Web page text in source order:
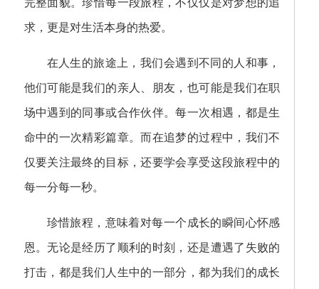
完整面貌。珍惜每一段旅程，不仅仅是对梦想的追
求，更是对生活本身的热爱。
在人生的旅途上，我们会遇到不同的人和事，
他们可能是我们的亲人、朋友，也可能是我们在职
场中遇到的同事或合作伙伴。每一次相遇，都是生
命中的一次精彩篇章。而在追梦的过程中，我们不
仅要关注最终的目标，还要学会享受这段旅程中的
每一分每一秒。
珍惜旅程，意味着对每一个成长的瞬间心怀感
恩。无论是经历了顺利的时刻，还是遭遇了失败的
打击，都是我们人生中的一部分，都为我们的成长